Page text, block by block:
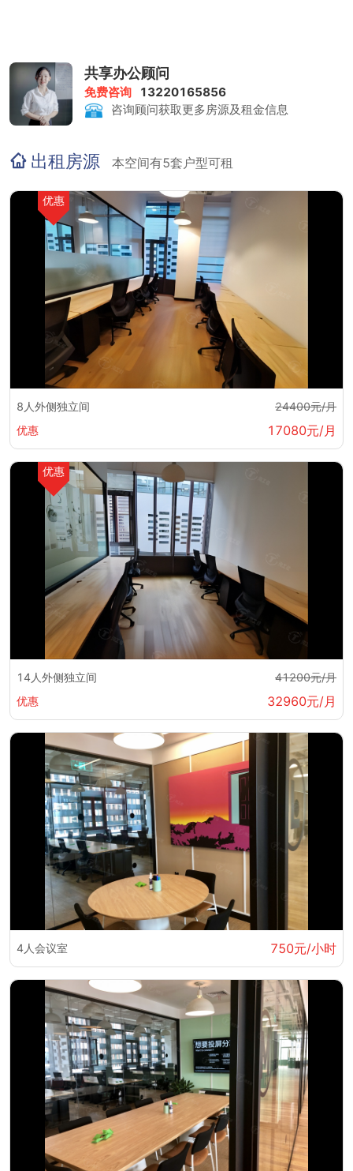
共享办公顾问
免费咨询
13220165856
咨询顾问获取更多房源及租金信息
出租房源 本空间有5套户型可租
优惠
8人外侧独立间
24400元/月
优惠
17080元/月
优惠
14人外侧独立间
41200元/月
优惠
32960元/月
4人会议室 750元/小时